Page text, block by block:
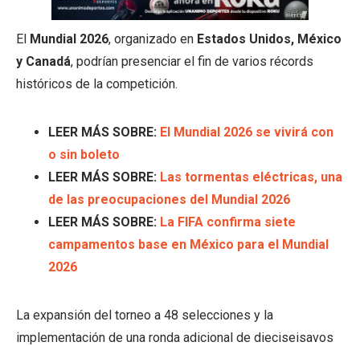
El Mundial 2026, organizado en Estados Unidos, México
y Canadá, podrían presenciar el fin de varios récords
históricos de la competición.
LEER MÁS SOBRE: El Mundial 2026 se vivirá con
o sin boleto
LEER MÁS SOBRE: Las tormentas eléctricas, una
de las preocupaciones del Mundial 2026
LEER MÁS SOBRE: La FIFA confirma siete
campamentos base en México para el Mundial
2026
La expansión del torneo a 48 selecciones y la
implementación de una ronda adicional de dieciseisavos